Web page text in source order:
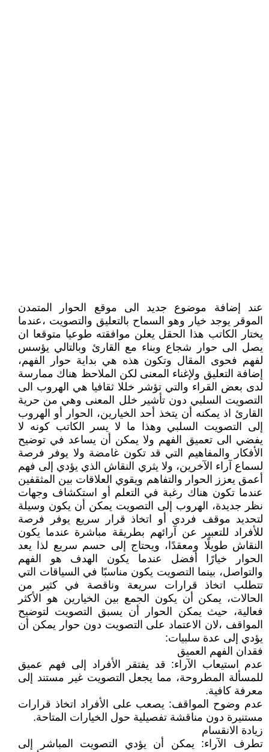
عند إضافة موضوع جديد الى موقع الحوار المتمدن
الموقر يوجد خيار وهو السماح بالتعليق والتصويت ،عندما
يختار الكاتب هذا الحقل يعلن موافقته طوعيا متوقعا ان
يصل الى حوار شجاع وبناء مع القارئ وبالتالي يؤسس
لفهم فحوى المقال وتكون هذه هي بداية حوار الفهم،
إضافة التعليق ولإغناء المعنى لكن الملاحظ هناك ممارسة
لدى بعض القراء والتي تؤشر خللا ثقافيا هي الهروب الى
التصويت السلبي دون تأشير خلل المعنى وهي من حرية
القارئ اذ يمكنه أن يتخذ أحد الخيارين، الحوار أو الهروب
إلى التصويت السلبي وهذا ما لا يسر الكاتب كونه لا
يفضي الى تعميق الفهم ولا يمكن أن يساعد في توضيح
الأفكار والمفاهيم التي قد تكون غامضة ولا يوفر فرصة
لسماع آراء الآخرين، ولا يثري النقاش الذي يؤدي إلى فهم
أعمق يعزز الحوار والتفاهم ويقوي العلاقات بين المثقفين
عندما تكون هناك رغبة في التعلم أو استكشاف وجهات
نظر جديدة، الهروب إلى التصويت يمكن أن يكون وسيلة
لتحديد موقف فردي أو اتخاذ قرار سريع يوفر فرصة
للأفراد للتعبير عن آرائهم بطريقة مباشرة عندما يكون
النقاش طويلًا ومعقدًا، ويحتاج إلى حسم سريع لذا يعد
الحوار خيارًا أفضل عندما يكون الهدف هو الفهم
والتواصل، بينما التصويت يكون مناسبًا في السياقات التي
تتطلب اتخاذ قرارات سريعة وناقصة في كثير من
الحالات، يمكن أن يكون الجمع بين الخيارين هو الأكثر
فعالية، حيث يمكن الحوار أن يسبق التصويت لتوضيح
المواقف ،لان الاعتماد على التصويت دون حوار يمكن أن
يؤدي إلى عدة سلبيات:
فقدان الفهم العميق
عدم استيعاب الآراء: قد يفتقر الأفراد إلى فهم عميق
للمسألة المطروحة، مما يجعل التصويت غير مستند إلى
معرفة كافية.
عدم وضوح المواقف: يصعب على الأفراد اتخاذ قرارات
مستنيرة دون مناقشة تفصيلية حول الخيارات المتاحة.
زيادة الانقسام
تطرف الآراء: يمكن أن يؤدي التصويت المباشر إلى